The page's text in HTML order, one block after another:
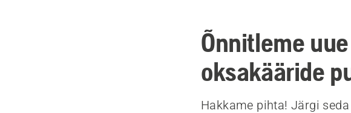
Õnnitleme
oksakääride
Hakkame pihta! Järgi